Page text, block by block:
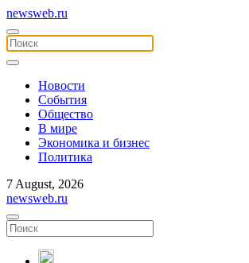
newsweb.ru
Новости
События
Общество
В мире
Экономика и бизнес
Политика
7 August, 2026
newsweb.ru